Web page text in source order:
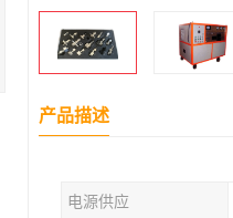
产品描述
电源供应